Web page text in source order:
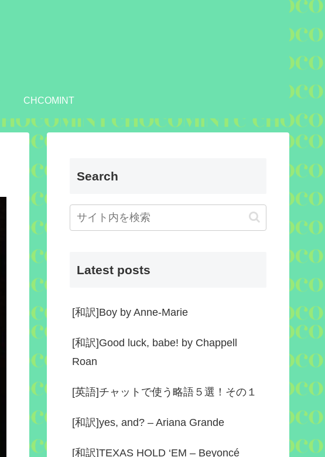
CHCOMINT
Search
Latest posts
[和訳]Boy by Anne-Marie
[和訳]Good luck, babe! by Chappell
Roan
[英語]チャットで使う略語５選！その１
[和訳]yes, and? – Ariana Grande
[和訳]TEXAS HOLD ‘EM – Beyoncé